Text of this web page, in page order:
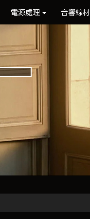
電源處理 音響線材